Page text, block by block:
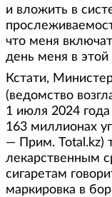
и вложить в
что меня
день меня в этой
Кстати,
(ведомство
1 июля 2024
163 миллионах
— Прим. Total.kz)
лекарственным
сигаретам
маркировка в